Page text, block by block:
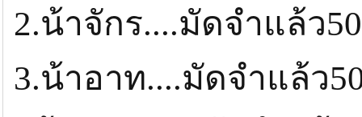
2.น้าจักร....มัดจำแล้ว
3.น้าอาท....มัดจำแล้ว